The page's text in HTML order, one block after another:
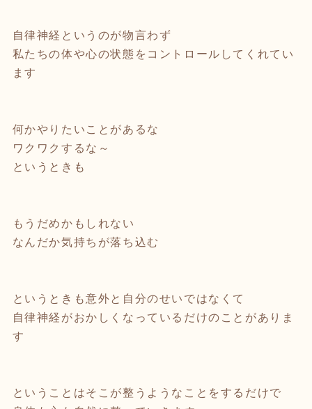
自律神経というのが物言わず
私たちの体や心の状態をコントロールしてくれてい
ます
何かやりたいことがあるな
ワクワクするな～
というときも
もうだめかもしれない
なんだか気持ちが落ち込む
というときも意外と自分のせいではなくて
自律神経がおかしくなっているだけのことがありま
す
ということはそこが整うようなことをするだけで